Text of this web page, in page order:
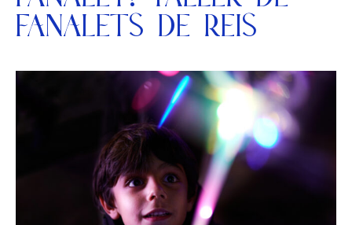
FANALETS DE REIS